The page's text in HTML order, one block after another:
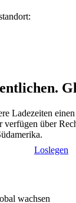
Ladezeiten
verfügen über
Loslegen